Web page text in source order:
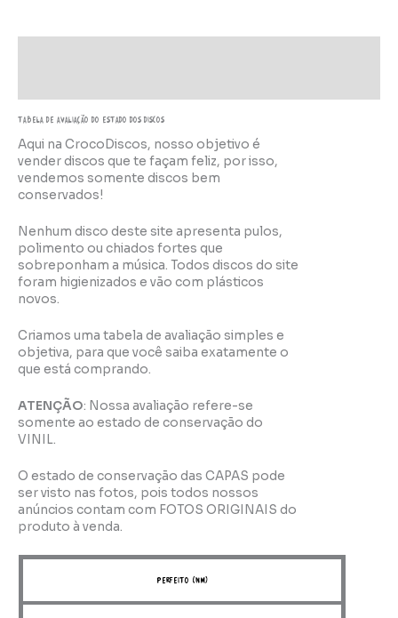
TABELA DE AVALIAÇÃo do estado dos discos
Aqui na CrocoDiscos, nosso objetivo é
vender discos que te façam feliz, por isso,
vendemos somente discos bem
conservados!
Nenhum disco deste site apresenta pulos,
polimento ou chiados fortes que
sobreponham a música. Todos discos do site
foram higienizados e vão com plásticos
novos.
Criamos uma tabela de avaliação simples e
objetiva, para que você saiba exatamente o
que está comprando.
ATENÇÃO: Nossa avaliação refere-se
somente ao estado de conservação do
VINIL.
O estado de conservação das CAPAS pode
ser visto nas fotos, pois todos nossos
anúncios contam com FOTOS ORIGINAIS do
produto à venda.
perfeito (NM)